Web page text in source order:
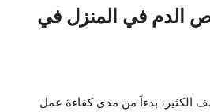
الدم في المنزل في
الكثير، بدءاً من مدى كفاءة عمل